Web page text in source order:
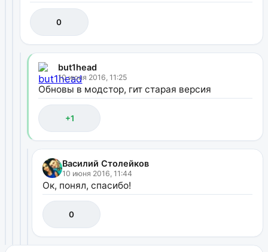
0
but1head
10 июня 2016, 11:25
Обновы в модстор, гит старая версия
+1
Василий Столейков
10 июня 2016, 11:44
Ок, понял, спасибо!
0